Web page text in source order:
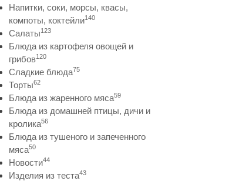
Напитки, соки, морсы, квасы,
компоты, коктейли140
Салаты123
Блюда из картофеля овощей и
грибов120
Сладкие блюда75
Торты62
Блюда из жаренного мяса59
Блюда из домашней птицы, дичи и
кролика56
Блюда из тушеного и запеченного
мяса50
Новости44
Изделия из теста43